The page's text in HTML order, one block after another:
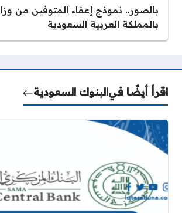
بالصور.. نموذج إعفاء المتوفين من
بالمملكة العربية السعودية
اقرأ أيضًا فيالبنوك السعودية